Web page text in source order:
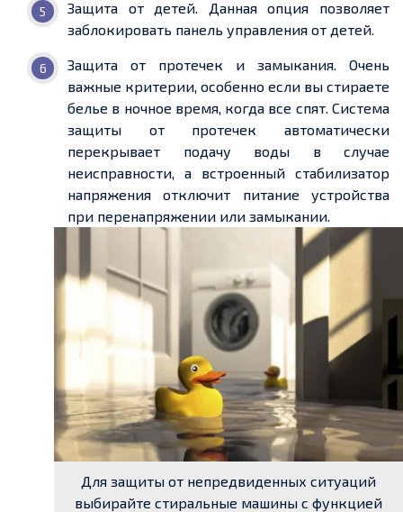
Защита от детей. Данная опция позволяет
заблокировать панель управления от детей.
Защита от протечек и замыкания. Очень
важные критерии, особенно если вы стираете
белье в ночное время, когда все спят. Система
защиты от протечек автоматически
перекрывает подачу воды в случае
неисправности, а встроенный стабилизатор
напряжения отключит питание устройства
при перенапряжении или замыкании.
Для защиты от непредвиденных ситуаций
выбирайте стиральные машины с функцией